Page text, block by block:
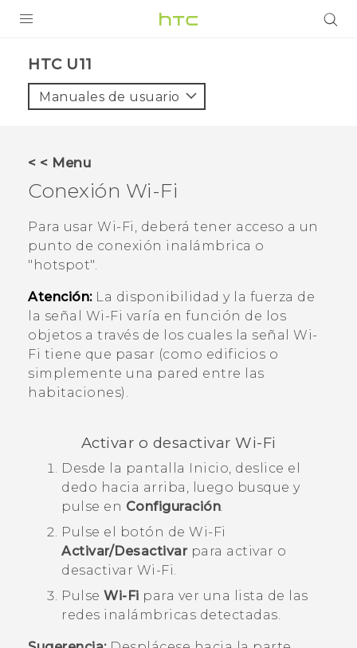
VIVE
AYUDA
Video Tutorials
HTC U11‎
Manuales de usuario
< < Menu
Conexión Wi‍-Fi
Para usar Wi‍-Fi , deberá tener acceso a un
punto de conexión inalámbrica o
"‍hotspot"‍.
Atención:La disponibilidad y la fuerza de
la señal Wi‍-Fi varía en función de los
objetos a través de los cuales la señal Wi‍-
Fi tiene que pasar (como edificios o
simplemente una pared entre las
habitaciones).
Activar o desactivar Wi‍-Fi
Desde la pantalla Inicio, deslice el
dedo hacia arriba, luego busque y
pulse en Configuración.
Pulse el botón de Wi‍-Fi
Activar/Desactivarpara activar o
desactivar Wi‍-Fi.
Pulse Wi-Fi para ver una lista de las
redes inalámbricas detectadas.